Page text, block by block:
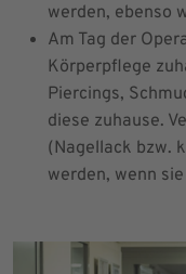
werden, ebenso
Am Tag der
Körperpflege
Piercings,
diese zuhause.
(Nagellack bzw.
werden, wenn